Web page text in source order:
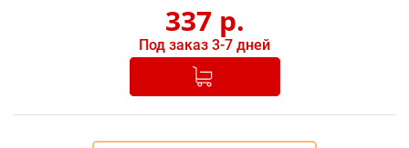
337 р.
Под заказ 3-7 дней
Добавлено в корзину